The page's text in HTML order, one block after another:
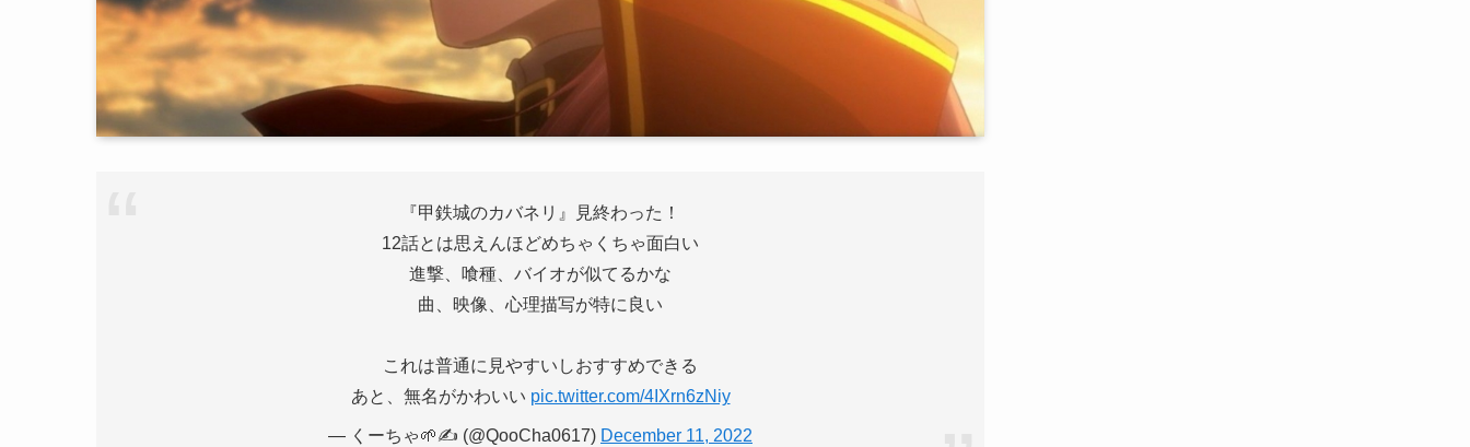
『甲鉄城のカバネリ』見終わった！
12話とは思えんほどめちゃくちゃ面白い
進撃、喰種、バイオが似てるかな
曲、映像、心理描写が特に良い
これは普通に見やすいしおすすめできる
あと、無名がかわいい pic.twitter.com/4IXrn6zNiy
— くーちゃ🌱✍ (@QooCha0617) December 11, 2022